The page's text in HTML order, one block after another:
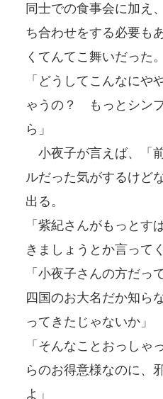
同士での食事会に加え
ち合わせをする必要も
くてんてこ舞いだった。
「どうしてこんなにや
ゃうの？ もっとシン
ら」
小夜子が言えば、「
ルだった気がするけど
出る。
「紫紀さんがもっとす
きましょうとか言って
「小夜子さんの方だっ
四国のお大名だか知ら
ってきたじゃないか」
「そんなことおっしゃ
らのお得意様なのに、
よ」